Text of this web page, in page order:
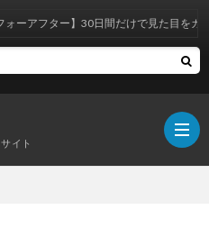
イト
ーアフター】30日間だけで見た目をガラ